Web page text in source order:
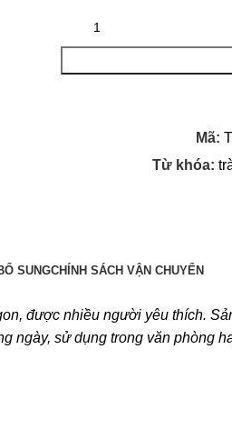
Mã:
Từ khóa:
SUNGCHÍNH SÁCH VẬN CHUYỂN
được nhiều người yêu thích.
sử dụng trong văn phòng